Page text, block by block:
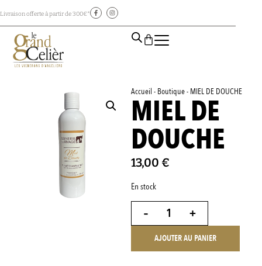
Livraison offerte à partir de 300€*
Accueil - Boutique- MIEL DE DOUCHE
MIEL DE
DOUCHE
13,00 €
En stock
- +
AJOUTER AU PANIER